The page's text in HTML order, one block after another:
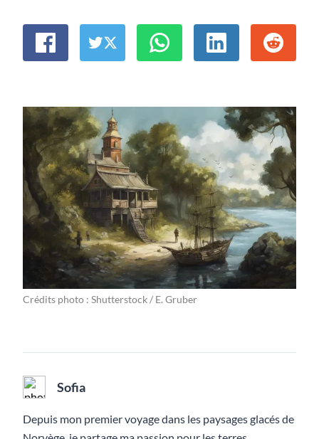
Crédits photo : Shutterstock / E. Gruber
Sofia
Depuis mon premier voyage dans les paysages glacés de